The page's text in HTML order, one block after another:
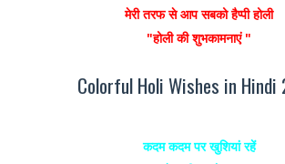
मेरी तरफ से आप सबको हैप्पी होली
"होली की शुभकामनाएं "
Colorful Holi Wishes in Hindi
कदम कदम पर खुशियां रहें